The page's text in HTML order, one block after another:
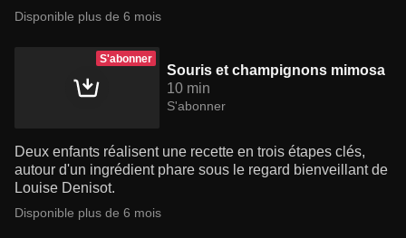
Disponible plus de 6 mois
S'abonner
Souris et champignons mimosa
10 min
S'abonner
Deux enfants réalisent une recette en trois étapes clés,
autour d'un ingrédient phare sous le regard bienveillant de
Louise Denisot.
Disponible plus de 6 mois